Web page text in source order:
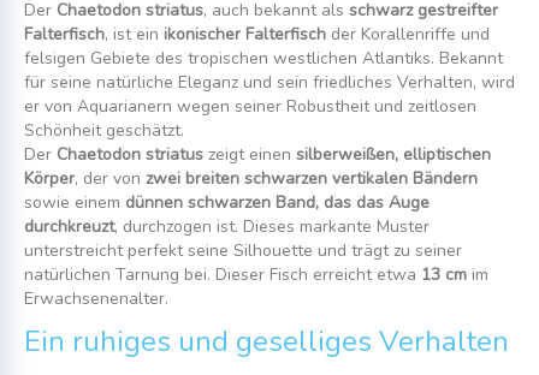
Der Chaetodon striatus, auch bekannt als schwarz gestreifter
Falterfisch, ist ein ikonischer Falterfisch der Korallenriffe und
felsigen Gebiete des tropischen westlichen Atlantiks. Bekannt
für seine natürliche Eleganz und sein friedliches Verhalten, wird
er von Aquarianern wegen seiner Robustheit und zeitlosen
Schönheit geschätzt.
Der Chaetodon striatus zeigt einen silberweißen, elliptischen
Körper, der von zwei breiten schwarzen vertikalen Bändern
sowie einem dünnen schwarzen Band, das das Auge
durchkreuzt, durchzogen ist. Dieses markante Muster
unterstreicht perfekt seine Silhouette und trägt zu seiner
natürlichen Tarnung bei. Dieser Fisch erreicht etwa 13 cm im
Erwachsenenalter.
Ein ruhiges und geselliges Verhalten